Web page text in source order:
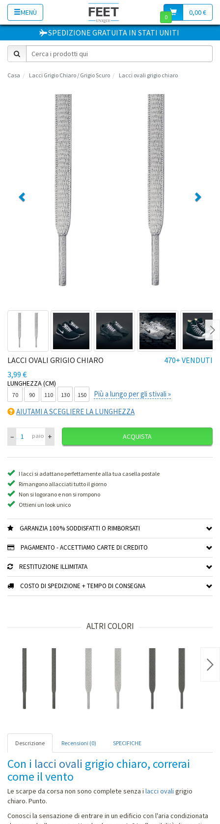
MENÙ 0,00 €
0
SPEDIZIONE GRATUITA IN STATI UNITI
Casa Lacci Grigio Chiaro / Grigio Scuro Lacci ovali grigio chiaro
Previous
470+ VENDUTI
LACCI OVALI GRIGIO CHIARO
3,99 €
LUNGHEZZA (CM)
70 90 110 130 150
Più a lungo per gli stivali »
AIUTAMI A SCEGLIERE LA LUNGHEZZA
– paio + ACQUISTA
I lacci si adattano perfettamente alla tua casella postale
Rimangono allacciati tutto il giorno
Non si logorano e non si rompono
Ottieni un look unico
GARANZIA 100% SODDISFATTI O RIMBORSATI
PAGAMENTO - ACCETTIAMO CARTE DI CREDITO
RESTITUZIONE ILLIMITATA
COSTO DI SPEDIZIONE + TEMPO DI CONSEGNA
ALTRI COLORI
Descrizione Recensioni (0) SPECIFICHE
Con i lacci ovali grigio chiaro, correrai
come il vento
Le scarpe da corsa non sono complete senza i lacci ovali grigio
chiaro. Punto.
Conosci la sensazione di entrare in un edificio con l'aria condizionata